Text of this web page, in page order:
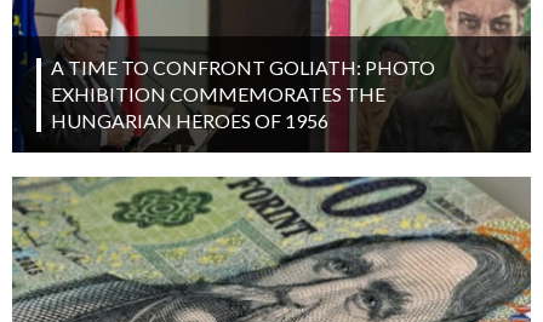
A TIME TO CONFRONT GOLIATH: PHOTO
EXHIBITION COMMEMORATES THE
HUNGARIAN HEROES OF 1956